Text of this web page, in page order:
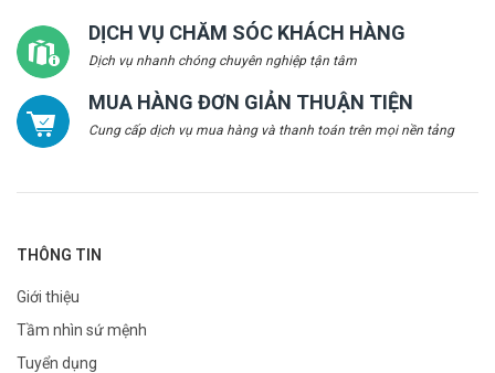
DỊCH VỤ CHĂM SÓC KHÁCH HÀNG
Dịch vụ nhanh chóng chuyên nghiệp tận tâm
MUA HÀNG ĐƠN GIẢN THUẬN TIỆN
Cung cấp dịch vụ mua hàng và thanh toán trên mọi nền tảng
THÔNG TIN
Giới thiệu
Tầm nhìn sứ mệnh
Tuyển dụng